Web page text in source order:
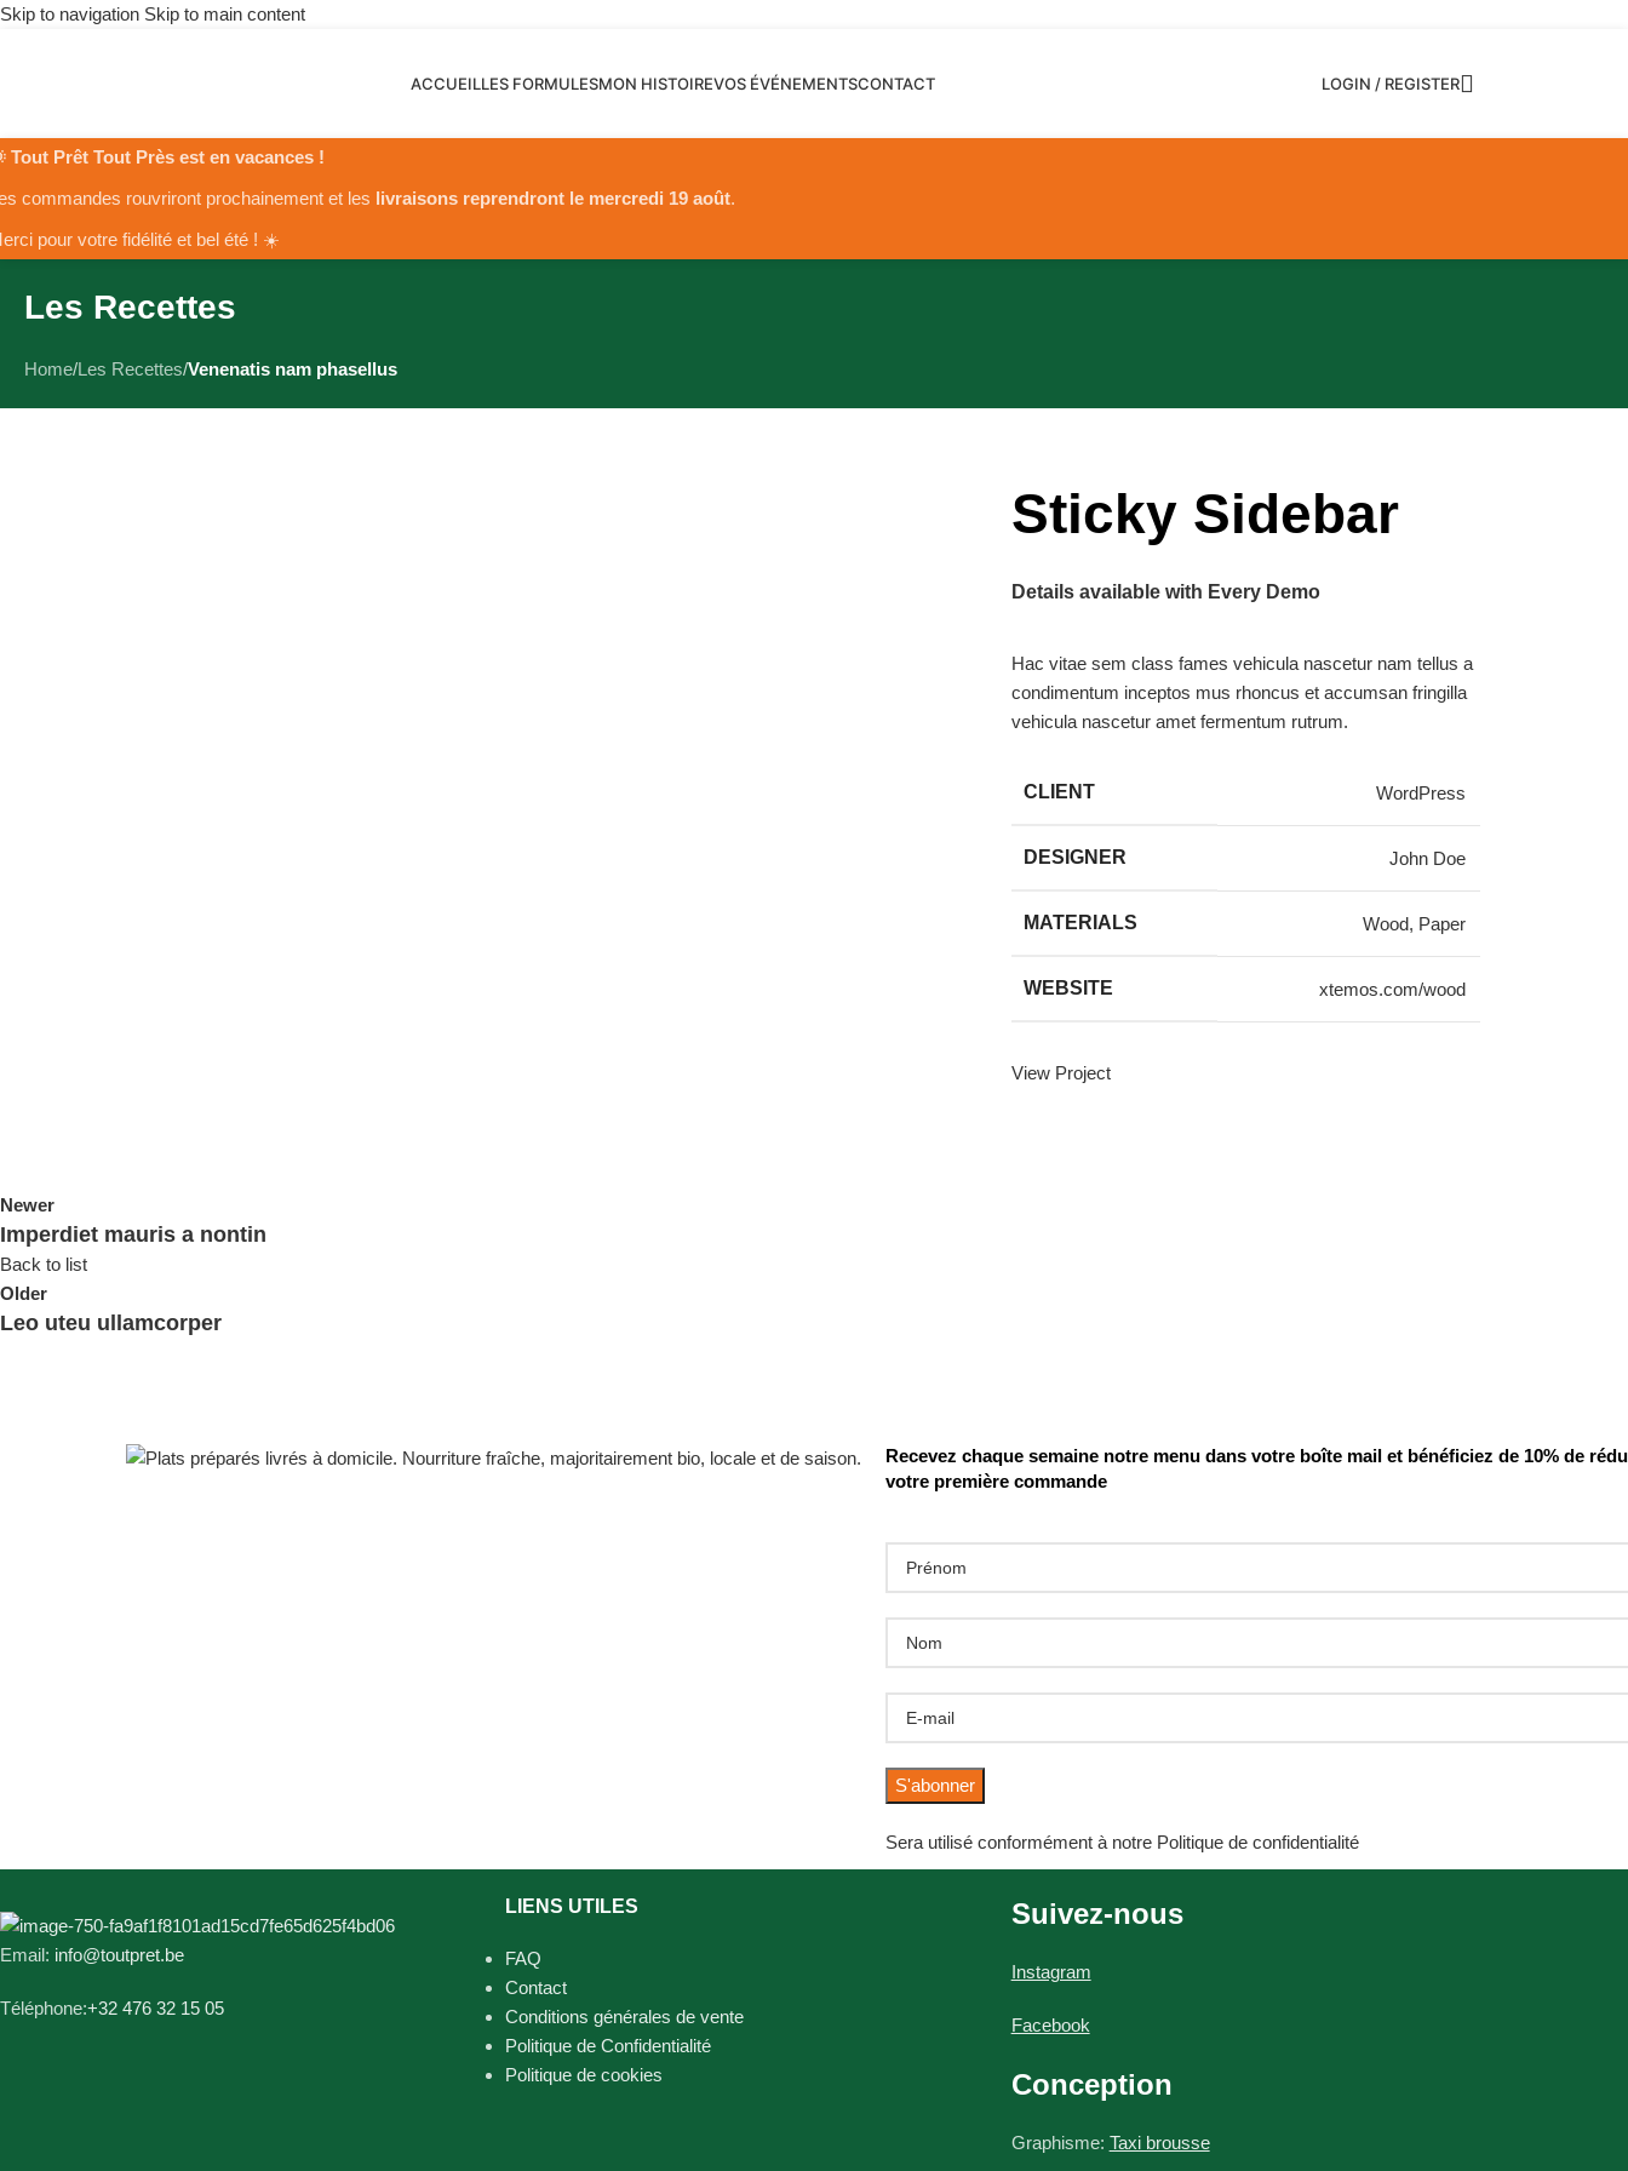
Skip to navigation Skip to main content
ACCUEILLES FORMULESMON HISTOIREVOS ÉVÉNEMENTSCONTACT LOGIN / REGISTER
Tout Prêt Tout Près est en vacances !
commandes rouvriront prochainement et les livraisons reprendront le mercredi 19 août.
pour votre fidélité et bel été ! ☀️
Les Recettes
Home/Les Recettes/Venenatis nam phasellus
Sticky Sidebar
Details available with Every Demo
Hac vitae sem class fames vehicula nascetur nam tellus a
condimentum inceptos mus rhoncus et accumsan fringilla
vehicula nascetur amet fermentum rutrum.
CLIENT WordPress
DESIGNER John Doe
MATERIALS Wood, Paper
WEBSITE xtemos.com/wood
View Project
Newer
Imperdiet mauris a nontin
Back to list
Older
Leo uteu ullamcorper
Recevez chaque semaine notre menu dans votre boîte mail et bénéficiez de 10% de
votre première commande
Sera utilisé conformément à notre Politique de confidentialité
Email: info@toutpret.be
Téléphone:+32 476 32 15 05
LIENS UTILES
FAQ
Contact
Conditions générales de vente
Politique de Confidentialité
Politique de cookies
Suivez-nous
Instagram
Facebook
Conception
Graphisme: Taxi brousse